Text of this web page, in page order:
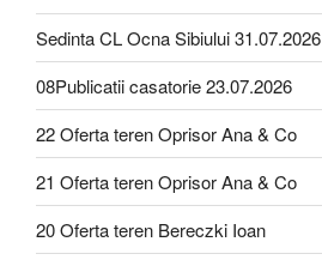
Sedinta CL Ocna Sibiului 31.07.2026
08Publicatii casatorie 23.07.2026
22 Oferta teren Oprisor Ana & Co
21 Oferta teren Oprisor Ana & Co
20 Oferta teren Bereczki Ioan